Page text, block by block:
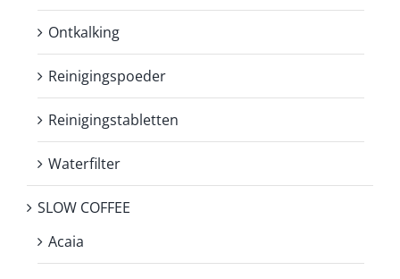
Ontkalking
Reinigingspoeder
Reinigingstabletten
Waterfilter
SLOW COFFEE
Acaia